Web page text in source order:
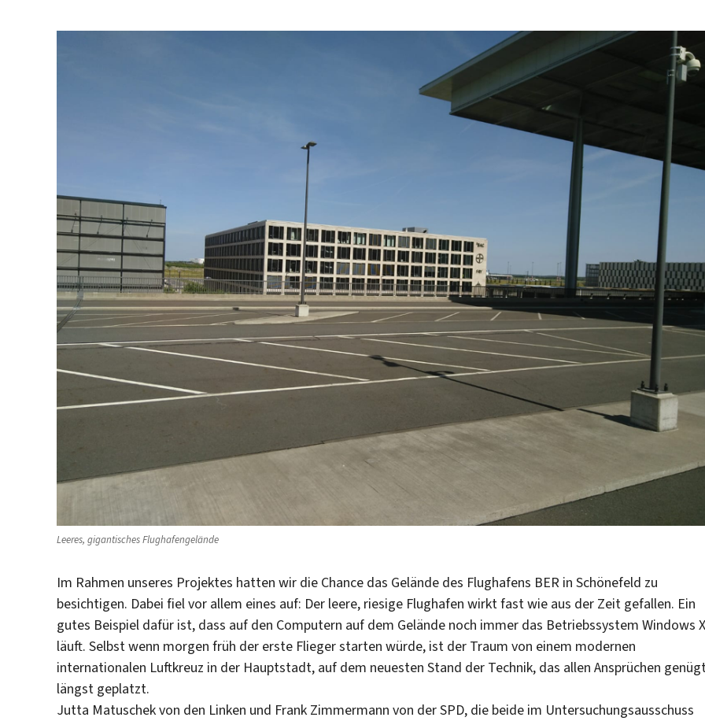
Leeres, gigantisches Flughafengelände
Im Rahmen unseres Projektes hatten wir die Chance das Gelände des Flughafens BER in Schönefeld zu
besichtigen. Dabei fiel vor allem eines auf: Der leere, riesige Flughafen wirkt fast wie aus der Zeit gefallen. Ein
gutes Beispiel dafür ist, dass auf den Computern auf dem Gelände noch immer das Betriebssystem Windows
läuft. Selbst wenn morgen früh der erste Flieger starten würde, ist der Traum von einem modernen
internationalen Luftkreuz in der Hauptstadt, auf dem neuesten Stand der Technik, das allen Ansprüchen
längst geplatzt.
Jutta Matuschek von den Linken und Frank Zimmermann von der SPD, die beide im Untersuchungsausschuss